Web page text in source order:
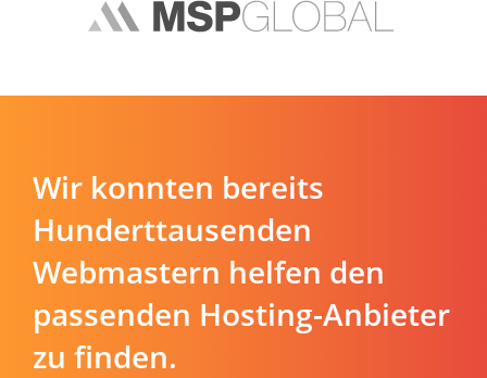
Wir konnten bereits
Hunderttausenden
Webmastern helfen den
passenden Hosting-Anbieter
zu finden.